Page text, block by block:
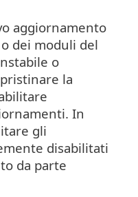
aggiornamento
dei moduli del
o
la
In
gli
disabilitati
da parte